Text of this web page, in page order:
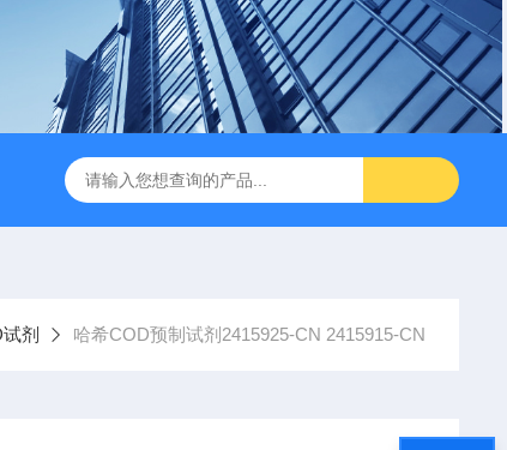
希HQ40D便携式多参数水质分析仪 哈希PD1P1在线PH
剂 哈希COD预制试剂2415925-CN 2415915-CN